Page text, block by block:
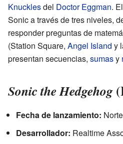
Knucklesdel Doctor Eggman.
Sonic a través de tres niveles,
responder preguntas de
(Station Square, Angel Island y
presentan secuencias, sumasy
Sonic the Hedgehog
Fecha de lanzamiento:
Desarrollador: Realtime